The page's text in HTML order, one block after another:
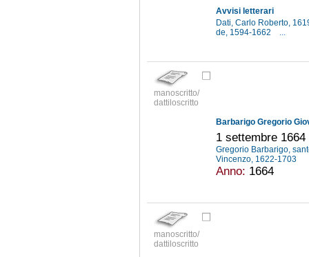
Avvisi letterari
Dati, Carlo Roberto,
de, 1594-1662
...
manoscritto/
dattiloscritto
Barbarigo Gregorio
1 settembre 1664
Gregorio Barbarigo,
Vincenzo, 1622-1703
Anno: 1664
manoscritto/
dattiloscritto